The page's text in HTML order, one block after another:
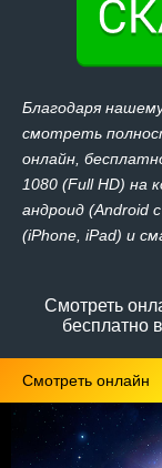
Благодаря
смотреть
онлайн,
1080 (Full HD)
андроид (Android
(iPhone, iPad) и
Смотреть
бесплатно
Смотреть онлайн